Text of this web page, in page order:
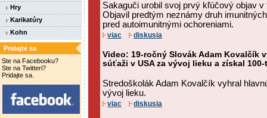
Hry
Karikatúry
Kohn
Pridajte sa
Ste na Facebooku?
Ste na Twitteri?
Pridajte sa.
Sakaguči urobil svoj prvý kľúčový objav v
Objavil predtým neznámy druh
pred autoimunitnými ochoreniami.
viac diskusia
Video: 19-ročný Slovák Adam Kovalčík
súťaži v USA za vývoj lieku a získal
Stredoškolák Adam Kovalčík vyhral
vývoj lieku.
viac diskusia